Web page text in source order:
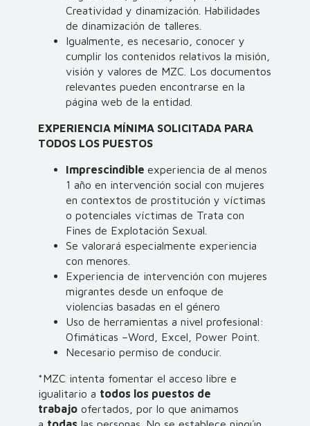
Creatividad y dinamización. Habilidades
de dinamización de talleres.
Igualmente, es necesario, conocer y
cumplir los contenidos relativos la misión,
visión y valores de MZC. Los documentos
relevantes pueden encontrarse en la
página web de la entidad.
EXPERIENCIA MÍNIMA SOLICITADA PARA
TODOS LOS PUESTOS
Imprescindible experiencia de al menos
1 año en intervención social con mujeres
en contextos de prostitución y víctimas
o potenciales víctimas de Trata con
Fines de Explotación Sexual.
Se valorará especialmente experiencia
con menores.
Experiencia de intervención con mujeres
migrantes desde un enfoque de
violencias basadas en el género
Uso de herramientas a nivel profesional:
Ofimáticas –Word, Excel, Power Point.
Necesario permiso de conducir.
*MZC intenta fomentar el acceso libre e
igualitario a todos los puestos de
trabajo ofertados, por lo que animamos